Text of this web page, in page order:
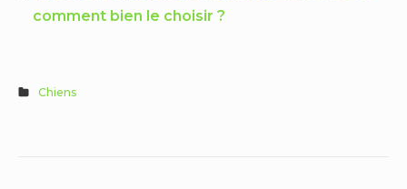
comment bien le choisir ?
Chiens